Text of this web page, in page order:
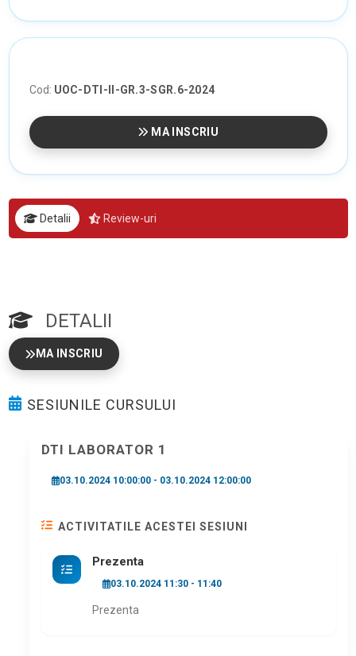
Cod: UOC-DTI-II-GR.3-SGR.6-2024
MA INSCRIU
Detalii Review-uri
DETALII
MA INSCRIU
SESIUNILE CURSULUI
DTI LABORATOR 1
03.10.2024 10:00:00 - 03.10.2024 12:00:00
ACTIVITATILE ACESTEI SESIUNI
Prezenta
03.10.2024 11:30 - 11:40
Prezenta